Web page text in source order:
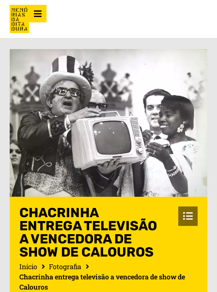
CHACRINHA
ENTREGA TELEVISÃO
A VENCEDORA DE
SHOW DE CALOUROS
Início
Fotografia
Chacrinha entrega televisão a vencedora de show de
Calouros